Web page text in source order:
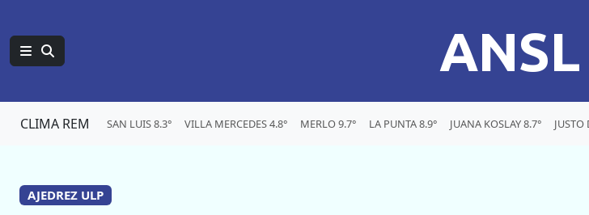
ANSL
CLIMA REM SAN LUIS 8.3° VILLA MERCEDES 4.8° MERLO 9.7° LA PUNTA 8.9° JUANA KOSLAY 8.7° JUSTO
AJEDREZ ULP